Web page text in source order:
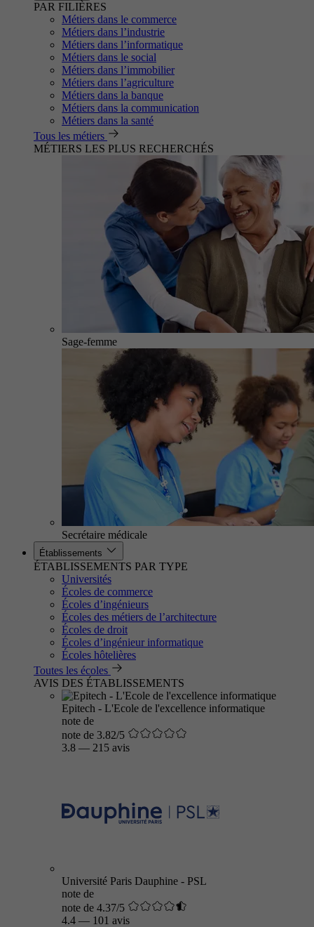
PAR FILIÈRES
Métiers dans le commerce
Métiers dans l’industrie
Métiers dans l’informatique
Métiers dans le social
Métiers dans l’immobilier
Métiers dans l’agriculture
Métiers dans la banque
Métiers dans la communication
Métiers dans la santé
Tous les métiers
MÉTIERS LES PLUS RECHERCHÉS
Sage-femme
Secrétaire médicale
Établissements
ÉTABLISSEMENTS PAR TYPE
Universités
Écoles de commerce
Écoles d’ingénieurs
Écoles des métiers de l’architecture
Écoles de droit
Écoles d’ingénieur informatique
Écoles hôtelières
Toutes les écoles
AVIS DES ÉTABLISSEMENTS
Epitech - L'Ecole de l'excellence informatique
note de
note de 3.82/5
3.8 — 215 avis
Université Paris Dauphine - PSL
note de
note de 4.37/5
4.4 — 101 avis